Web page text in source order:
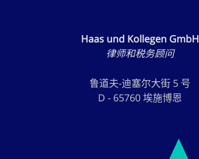
Haas und Kollegen GmbH
律师和税务顾问
鲁道夫-迪塞尔大街 5 号
D - 65760 埃施博恩